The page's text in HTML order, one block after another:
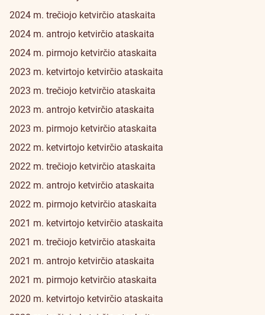
2024 m. trečiojo ketvirčio ataskaita
2024 m. antrojo ketvirčio ataskaita
2024 m. pirmojo ketvirčio ataskaita
2023 m. ketvirtojo ketvirčio ataskaita
2023 m. trečiojo ketvirčio ataskaita
2023 m. antrojo ketvirčio ataskaita
2023 m. pirmojo ketvirčio ataskaita
2022 m. ketvirtojo ketvirčio ataskaita
2022 m. trečiojo ketvirčio ataskaita
2022 m. antrojo ketvirčio ataskaita
2022 m. pirmojo ketvirčio ataskaita
2021 m. ketvirtojo ketvirčio ataskaita
2021 m. trečiojo ketvirčio ataskaita
2021 m. antrojo ketvirčio ataskaita
2021 m. pirmojo ketvirčio ataskaita
2020 m. ketvirtojo ketvirčio ataskaita